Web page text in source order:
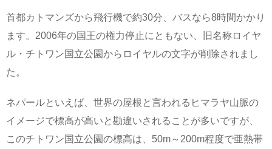
首都カトマンズから飛行機で約30分、バスなら8時間かかり
ます。2006年の国王の権力停止にともない、旧名称ロイヤ
ル・チトワン国立公園からロイヤルの文字が削除されまし
た。
ネパールといえば、世界の屋根と言われるヒマラヤ山脈の
イメージで標高が高いと勘違いされることが多いですが、
このチトワン国立公園の標高は、50m～200m程度で亜熱帯